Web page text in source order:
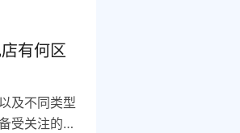
有何区
及不同类型
受关注的购